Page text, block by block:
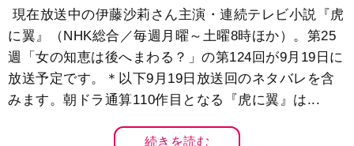
現在放送中の伊藤沙莉さん主演・連続テレビ小説『虎
に翼』（NHK総合／毎週月曜～土曜8時ほか）。第25
週「女の知恵は後へまわる？」の第124回が9月19日に
放送予定です。＊以下9月19日放送回のネタバレを含
みます。朝ドラ通算110作目となる『虎に翼』は...
続きを読む